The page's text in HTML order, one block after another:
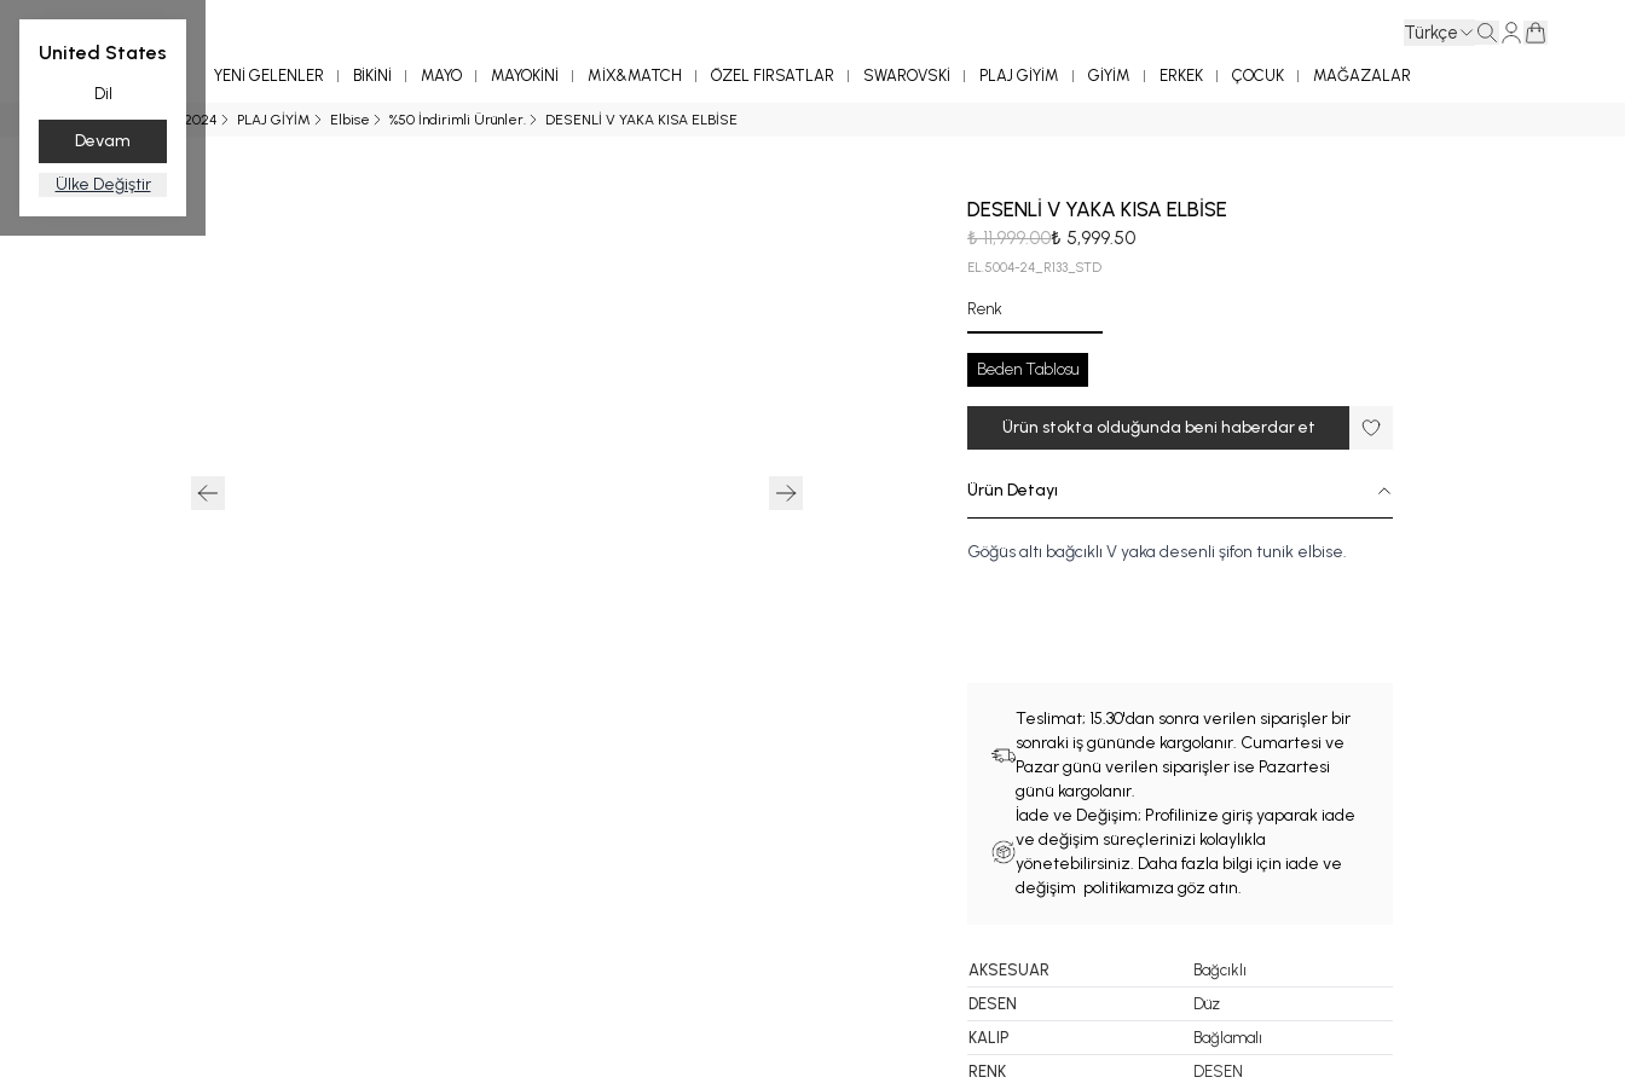
United States
Dil
Devam
Ülke Değiştir
Türkçe
YENİ GELENLER BİKİNİ MAYO MAYOKİNİ MİX&MATCH ÖZEL FIRSATLAR SWAROVSKİ PLAJ GİYİM GİYİM ERKEK ÇOCUK MAĞAZALAR
Ana Sayfa SS 2024 PLAJ GİYİM Elbise %50 İndirimli Ürünler. DESENLİ V YAKA KISA ELBİSE
DESENLİ V YAKA KISA ELBİSE
₺ 11,999.00₺ 5,999.50
EL.5004-24_R133_STD
Renk
Beden Tablosu
Ürün stokta olduğunda beni haberdar et
Ürün Detayı
Göğüs altı bağcıklı V yaka desenli şifon tunik elbise.
Teslimat; 15.30'dan sonra verilen siparişler bir
sonraki iş gününde kargolanır. Cumartesi ve
Pazar günü verilen siparişler ise Pazartesi
günü kargolanır.
İade ve Değişim; Profilinize giriş yaparak iade
ve değişim süreçlerinizi kolaylıkla
yönetebilirsiniz. Daha fazla bilgi için iade ve
değişim politikamıza göz atın.
AKSESUAR
Bağcıklı
DESEN
Düz
KALIP
Bağlamalı
RENK
DESEN